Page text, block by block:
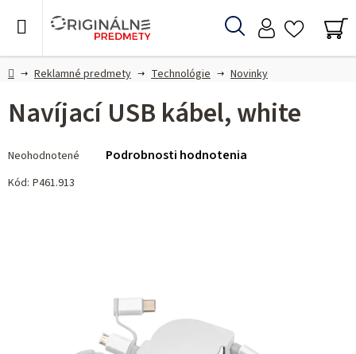
Hľadať
DomovReklamné predmety Technológie Novinky
Navíjací USB kábel, white
hodnotenie
produktu
Neohodnotené Podrobnosti hodnotenia
Kód: P461.913